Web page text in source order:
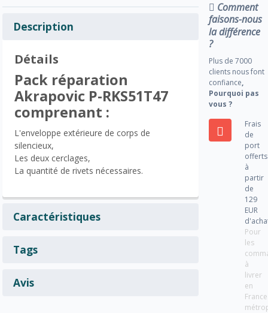
Description
Détails
Pack réparation
Akrapovic P-RKS51T47
comprenant :
L'enveloppe extérieure de corps de
silencieux,
Les deux cerclages,
La quantité de rivets nécessaires.
Caractéristiques
Tags
Avis
Comment
faisons-nous
la différence
?
Plus de 7000
clients nous font
confiance,
Pourquoi pas
vous ?
Frais
de
port
offerts
à
partir
de
129
EUR
Pour
les
à
livrer
en
France